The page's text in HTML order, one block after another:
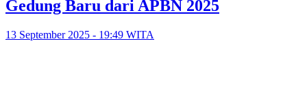
Gedung Baru dari APBN 2025
13 September 2025 - 19:49 WITA